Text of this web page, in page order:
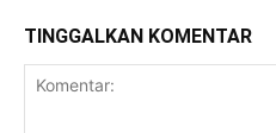
TINGGALKAN KOMENTAR